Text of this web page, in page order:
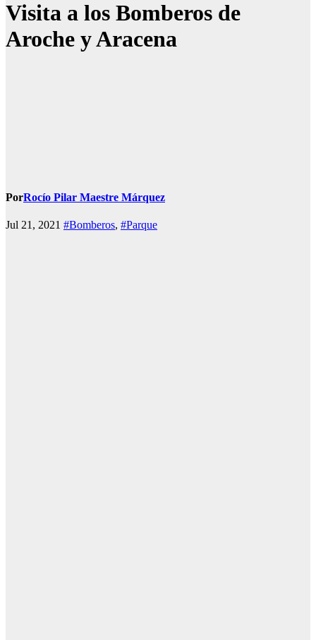
Visita a los Bomberos de
Aroche y Aracena
PorRocío Pilar Maestre Márquez
Jul 21, 2021 #Bomberos, #Parque